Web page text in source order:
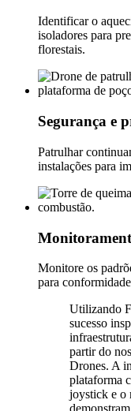
Identificar o
isoladores para
florestais.
Segurança e
Patrulhar
instalações para
Monitore os
para
Utilizando
sucesso
partir do
Drones. A
plataforma
joystick e o